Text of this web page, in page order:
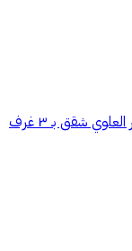
فرصة ذهبية عمارة سكنية في مكة المكرمة حي الخضراء مساحة الارض ٦٩٠ متر العمارة مكونة من أربعة ادوار + بدروم مسطحات البناء ٢١٥٢ ٨ شقق سكنية منها شقق بـ ٥ غرف و منها شقق بـ ٤ غرف الدور العلوي شقق بـ ٣ غرف